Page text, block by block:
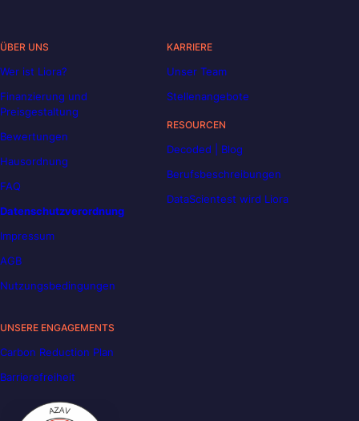
ÜBER UNS
Wer ist Liora?
Finanzierung und
Preisgestaltung
Bewertungen
Hausordnung
FAQ
Datenschutzverordnung
Impressum
AGB
Nutzungsbedingungen
KARRIERE
Unser Team
Stellenangebote
RESOURCEN
Decoded | Blog
Berufsbeschreibungen
DataScientest wird Liora
UNSERE ENGAGEMENTS
Carbon Reduction Plan
Barrierefreiheit